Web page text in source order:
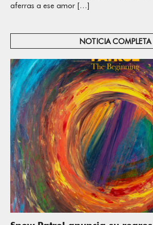
aferras a ese amor […]
NOTICIA COMPLETA